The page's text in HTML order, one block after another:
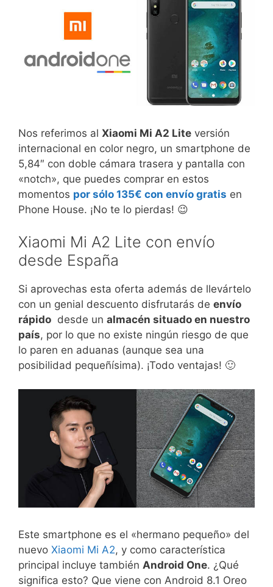
Nos referimos al Xiaomi Mi A2 Lite versión
internacional en color negro, un smartphone de
5,84″ con doble cámara trasera y pantalla con
«notch», que puedes comprar en estos
momentos por sólo 135€ con envío gratis en
Phone House. ¡No te lo pierdas! 😉
Xiaomi Mi A2 Lite con envío
desde España
Si aprovechas esta oferta además de llevártelo
con un genial descuento disfrutarás de envío
rápido desde un almacén situado en nuestro
país, por lo que no existe ningún riesgo de que
lo paren en aduanas (aunque sea una
posibilidad pequeñísima). ¡Todo ventajas! 🙂
Este smartphone es el «hermano pequeño» del
nuevo Xiaomi Mi A2, y como característica
principal incluye también Android One. ¿Qué
significa esto? Que viene con Android 8.1 Oreo